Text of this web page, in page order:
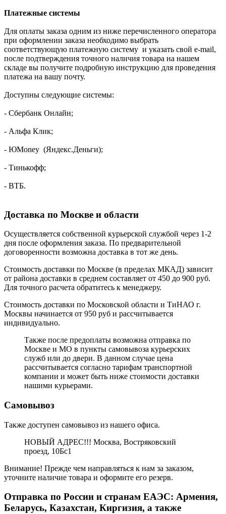
Платежные системы
Для оплаты заказа одним из ниже перечисленного оператора
при оформлении заказа необходимо выбрать
соответствующую платежную систему и указать свой e-mail,
после подтверждения точного наличия товара на нашем
складе вы получите подробную инструкцию для проведения
платежа на вашу почту.
Доступны следующие системы:
- Сбербанк Онлайн;
- Альфа Клик;
- ЮMoney (Яндекс.Деньги);
- Тинькофф;
- ВТБ.
Доставка по Москве и области
Осуществляется собственной курьерской службой через 1-2
дня после оформления заказа. По предварительной
договоренности возможна доставка в тот же день.
Стоимость доставки по Москве (в пределах МКАД) зависит
от района доставки в среднем составляет от 450 до 900 руб.
Для точного расчета обратитесь к менеджеру.
Стоимость доставки по Московской области и ТиНАО г.
Москвы начинается от 950 руб и рассчитывается
индивидуально.
Также после предоплаты возможна отправка по
Москве и МО в пункты самовывоза курьерских
служб или до двери. В данном случае цена
рассчитывается согласно тарифам транспортной
компании и может быть ниже стоимости доставки
нашими курьерами.
Самовывоз
Также доступен самовывоз из нашего офиса.
НОВЫЙ АДРЕС!!! Москва, Востряковский
проезд, 10Бс1
Внимание! Прежде чем направляться к нам за заказом,
уточните наличие товара и оформите его резерв.
Отправка по России и странам ЕАЭС: Армения,
Беларусь, Казахстан, Киргизия, а также